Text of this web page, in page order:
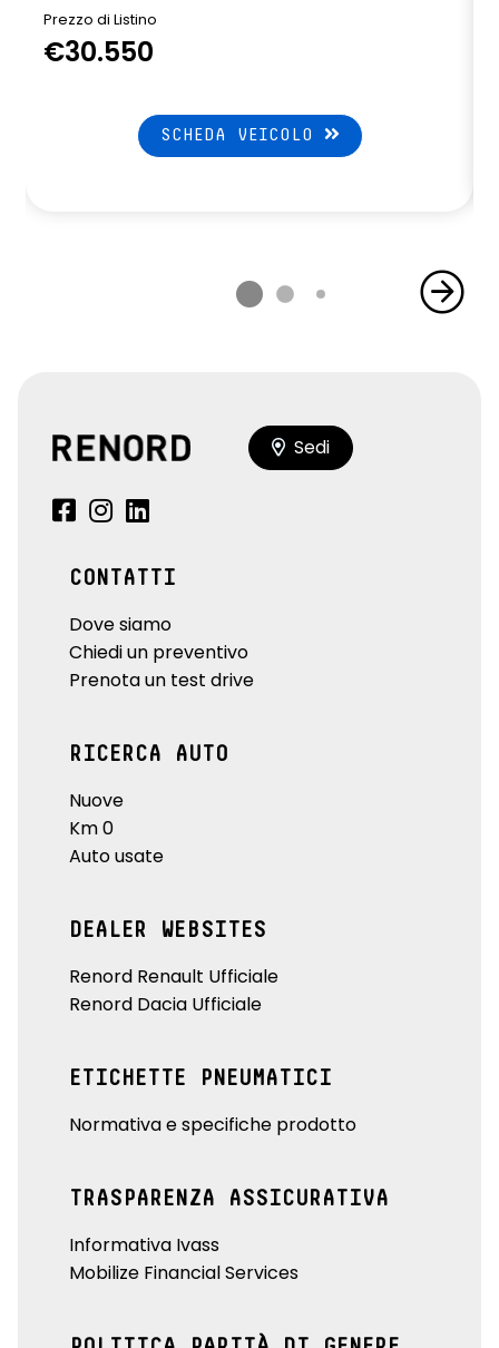
Prezzo di Listino
€30.550
SCHEDA VEICOLO
Sedi
CONTATTI
Dove siamo
Chiedi un preventivo
Prenota un test drive
RICERCA AUTO
Nuove
Km 0
Auto usate
DEALER WEBSITES
Renord Renault Ufficiale
Renord Dacia Ufficiale
ETICHETTE PNEUMATICI
Normativa e specifiche prodotto
TRASPARENZA ASSICURATIVA
Informativa Ivass
Mobilize Financial Services